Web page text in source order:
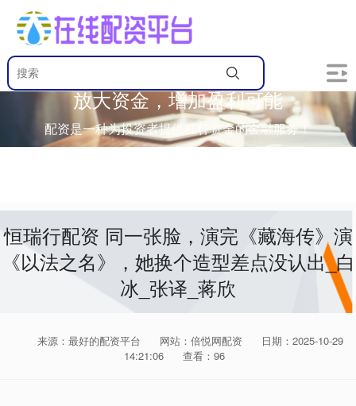
放大资金，增加盈利可能
配资是一种为投资者提供杠杆资金的金融服务！
恒瑞行配资 同一张脸，演完《藏海传》演
《以法之名》，她换个造型差点没认出_白
冰_张译_蒋欣
来源：最好的配资平台 网站：倍悦网配资
日期：2025-10-29
14:21:06
查看：96